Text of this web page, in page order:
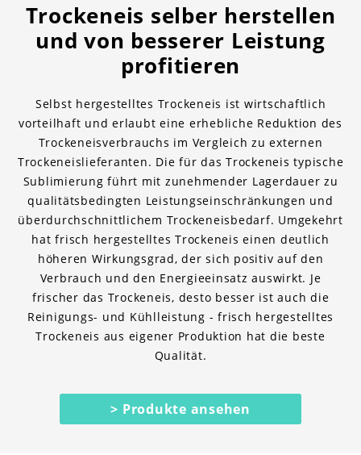
Trockeneis selber herstellen
und von besserer Leistung
profitieren
Selbst hergestelltes Trockeneis ist wirtschaftlich
vorteilhaft und erlaubt eine erhebliche Reduktion des
Trockeneisverbrauchs im Vergleich zu externen
Trockeneislieferanten. Die für das Trockeneis typische
Sublimierung führt mit zunehmender Lagerdauer zu
qualitätsbedingten Leistungseinschränkungen und
überdurchschnittlichem Trockeneisbedarf. Umgekehrt
hat frisch hergestelltes Trockeneis einen deutlich
höheren Wirkungsgrad, der sich positiv auf den
Verbrauch und den Energieeinsatz auswirkt. Je
frischer das Trockeneis, desto besser ist auch die
Reinigungs- und Kühlleistung - frisch hergestelltes
Trockeneis aus eigener Produktion hat die beste
Qualität.
> Produkte ansehen